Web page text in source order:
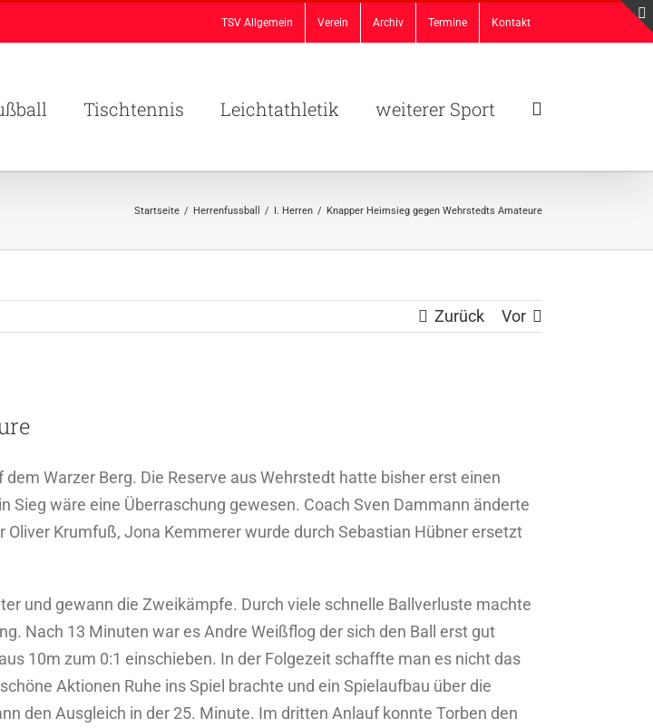
TSV Allgemein Verein Archiv Termine Kontakt
Tischtennis Leichtathletik weiterer Sport
Startseite / Herrenfussball / I. Herren / Knapper Heimsieg gegen Wehrstedts Amateure
Zurück Vor
Warzer Berg. Die Reserve aus Wehrstedt hatte bisher erst einen
Sieg wäre eine Überraschung gewesen. Coach Sven Dammann änderte
Krumfuß, Jona Kemmerer wurde durch Sebastian Hübner ersetzt
und gewann die Zweikämpfe. Durch viele schnelle Ballverluste machte
Nach 13 Minuten war es Andre Weißflog der sich den Ball erst gut
10m zum 0:1 einschieben. In der Folgezeit schaffte man es nicht das
Aktionen Ruhe ins Spiel brachte und ein Spielaufbau über die
den Ausgleich in der 25. Minute. Im dritten Anlauf konnte Torben den